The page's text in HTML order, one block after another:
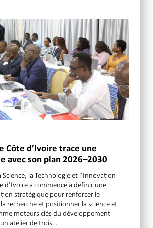
Côte d’Ivoire trace une
avec son plan 2026–2030
Science, la Technologie et l’Innovation
d’Ivoire a commencé à définir une
stratégique pour renforcer le
recherche et positionner la science et
moteurs clés du développement
atelier de trois…